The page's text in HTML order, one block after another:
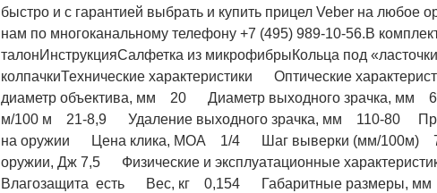
быстро и с гарантией выбрать и купить прицел Veber на любое
нам по многоканальному телефону +7 (495) 989-10-56.В
талонИнструкцияСалфетка из микрофибрыКольца под
колпачкиТехнические характеристики Оптические
диаметр объектива, мм 20 Диаметр выходного зрачка,
м/100 м 21-8,9 Удаление выходного зрачка, мм 110-80
на оружии Цена клика, МОА 1/4 Шаг выверки (мм/100м) 7
оружии, Дж 7,5 Физические и эксплуатационные
Влагозащита есть Вес, кг 0,154 Габаритные размеры,